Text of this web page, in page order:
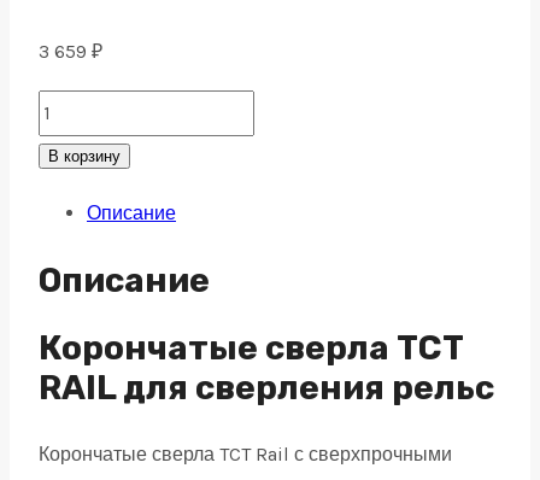
3 659 ₽
ТСТ
Rail
сверло
19
quantity
В корзину
Описание
Описание
Корончатые сверла TCT
RAIL для сверления рельс
Корончатые сверла TCT Rail с сверхпрочными